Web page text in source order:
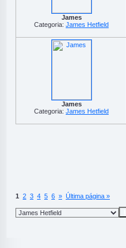
James
Categoria: James Hetfield
James
Categoria: James Hetfield
1 2 3 4 5 6 » Última página »